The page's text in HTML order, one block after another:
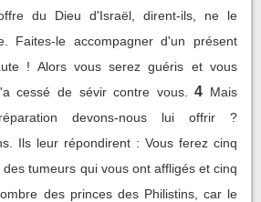
du Dieu d'Israël, dirent-ils, ne le
Faites-le accompagner d'un présent
! Alors vous serez guéris et vous
cessé de sévir contre vous.
4 Mais
devons-nous lui offrir ?
Ils leur répondirent : Vous ferez cinq
tumeurs qui vous ont affligés et cinq
des princes des Philistins, car le